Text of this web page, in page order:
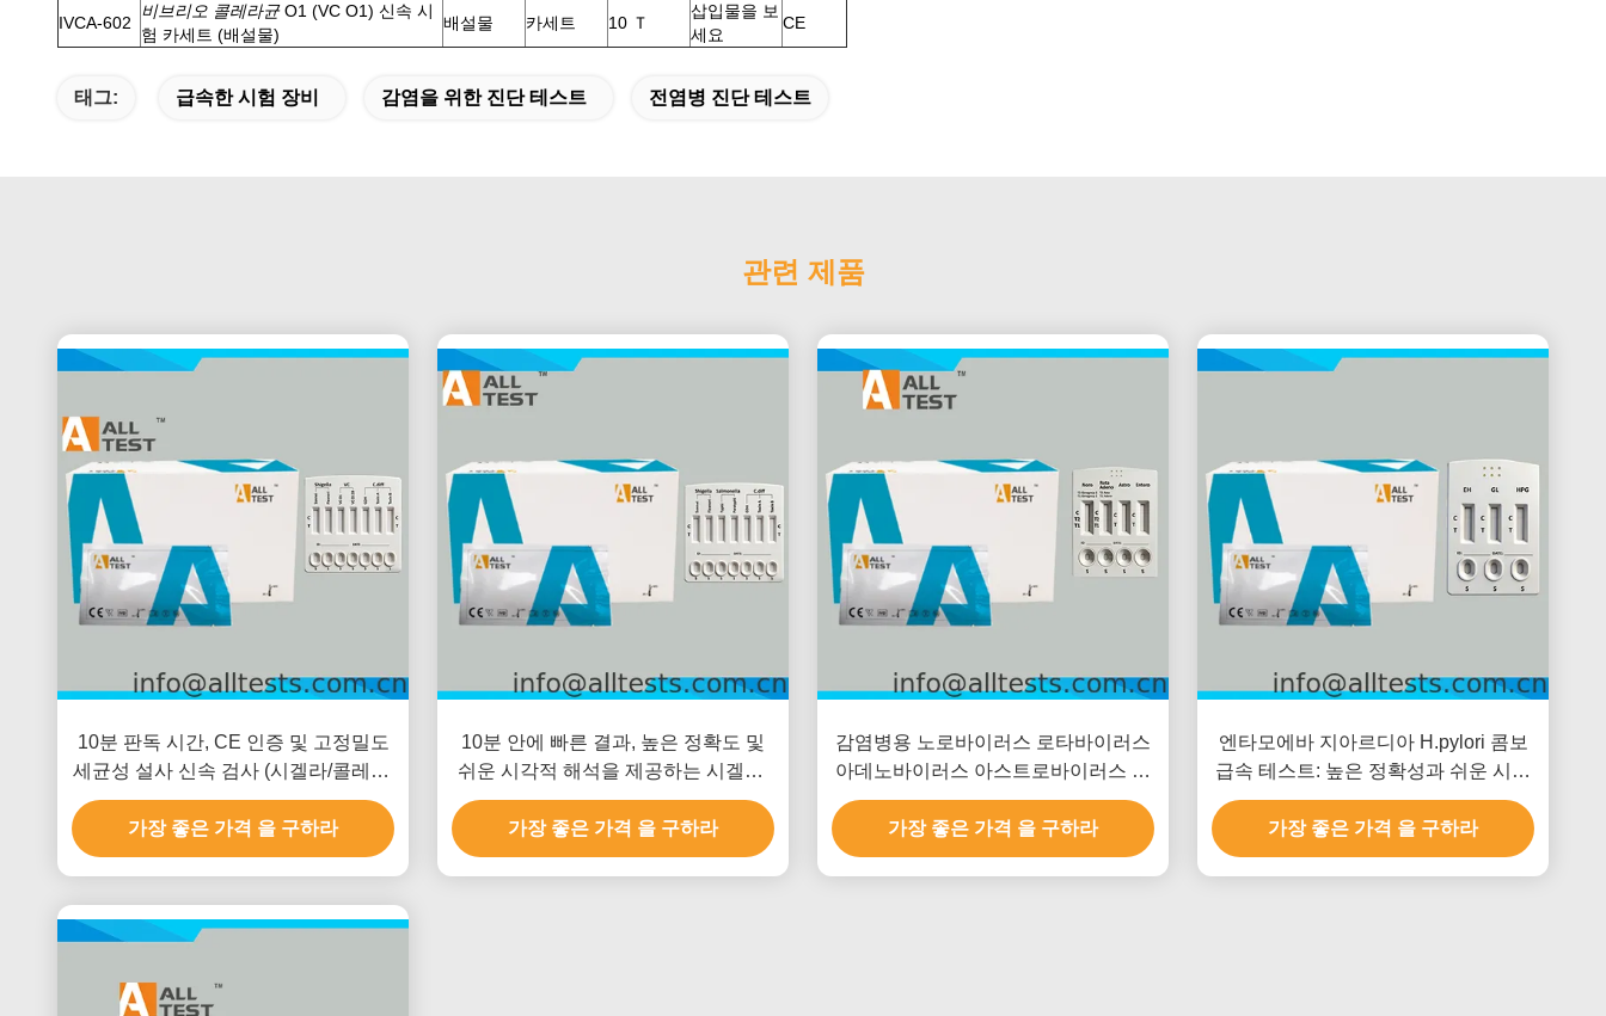
IVCA-602
비브리오 콜레라균O1 (VC O1) 신속 시
험 카세트 (배설물)
배설물 카세트 10 Ｔ
삽입물을 보
세요
CE
태그: 급속한 시험 장비 감염을 위한 진단 테스트 전염병 진단 테스트
관련 제품
10분 판독 시간, CE 인증 및 고정밀도
세균성 설사 신속 검사 (시겔라/콜레라/
클로스트리디움 디피실)
가장 좋은 가격 을 구하라
10분 안에 빠른 결과, 높은 정확도 및
쉬운 시각적 해석을 제공하는 시겔라/
살모넬라/클로스트리디움 디피실균 신
속 세균성 설사 검사
가장 좋은 가격 을 구하라
감염병용 노로바이러스 로타바이러스
아데노바이러스 아스트로바이러스 엔
테로바이러스 복합 신속 검사, 15분 내
빠른 결과, 높은 정확도, 쉬운 시각적
판독
가장 좋은 가격 을 구하라
엔타모에바 지아르디아 H.pylori 콤보
급속 테스트: 높은 정확성과 쉬운 시각
해석으로 10분 이내에 빠른 결과를 얻
습니다.
가장 좋은 가격 을 구하라